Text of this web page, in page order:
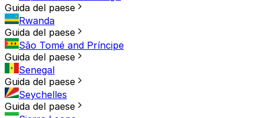
Guida del paese
Rwanda
Guida del paese
São Tomé and Príncipe
Guida del paese
Senegal
Guida del paese
Seychelles
Guida del paese